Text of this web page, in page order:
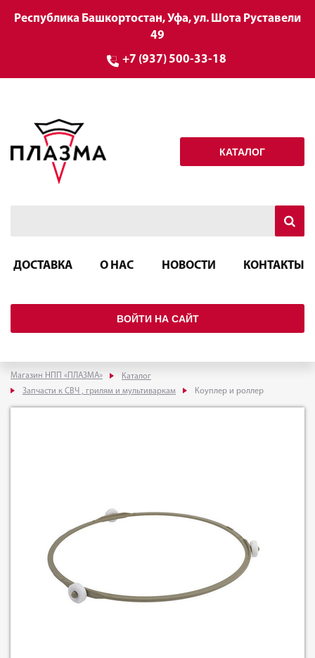
Республика Башкортостан, Уфа, ул. Шота Руставели
49
+7 (937) 500-33-18
КАТАЛОГ
ДОСТАВКА О НАС НОВОСТИ КОНТАКТЫ
ВОЙТИ НА САЙТ
Магазин НПП «ПЛАЗМА»
Каталог
Запчасти к СВЧ , грилям и мультиваркам
Коуплер и роллер